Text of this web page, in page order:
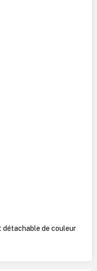
détachable de couleur